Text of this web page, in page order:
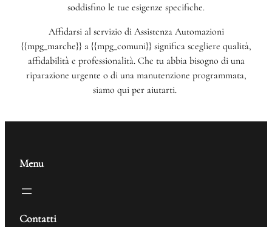
soddisfino le tue esigenze specifiche.
Affidarsi al servizio di Assistenza Automazioni
{{mpg_marche}} a {{mpg_comuni}} significa scegliere qualità,
affidabilità e professionalità. Che tu abbia bisogno di una
riparazione urgente o di una manutenzione programmata,
siamo qui per aiutarti.
Menu
Contatti